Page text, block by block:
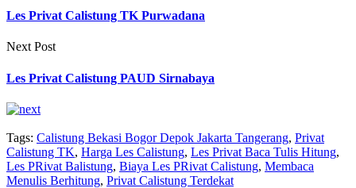
Les Privat Calistung TK Purwadana
Next Post
Les Privat Calistung PAUD Sirnabaya
Tags: Calistung Bekasi Bogor Depok Jakarta Tangerang, Privat
Calistung TK, Harga Les Calistung, Les Privat Baca Tulis Hitung,
Les PRivat Balistung, Biaya Les PRivat Calistung, Membaca
Menulis Berhitung, Privat Calistung Terdekat